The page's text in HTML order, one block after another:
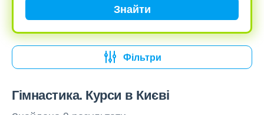
Знайти
Фільтри
Гімнастика. Курси в Києві